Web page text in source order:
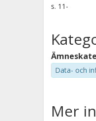
s. 11-
Data- och
Mer